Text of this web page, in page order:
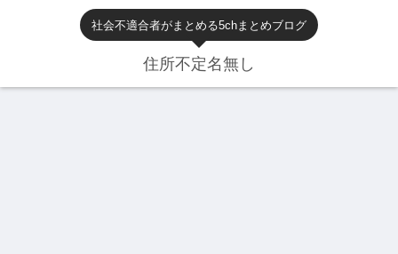
社会不適合者がまとめる5chまとめブログ
住所不定名無し